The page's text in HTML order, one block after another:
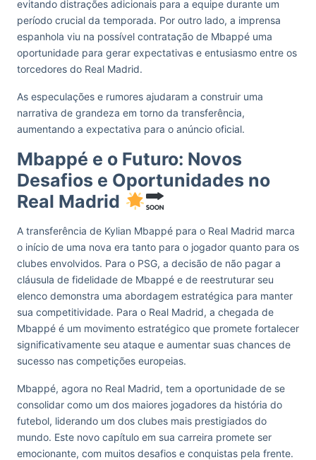
evitando distrações adicionais para a equipe durante um
período crucial da temporada. Por outro lado, a imprensa
espanhola viu na possível contratação de Mbappé uma
oportunidade para gerar expectativas e entusiasmo entre os
torcedores do Real Madrid.
As especulações e rumores ajudaram a construir uma
narrativa de grandeza em torno da transferência,
aumentando a expectativa para o anúncio oficial​.
Mbappé e o Futuro: Novos
Desafios e Oportunidades no
Real Madrid
A transferência de Kylian Mbappé para o Real Madrid marca
o início de uma nova era tanto para o jogador quanto para os
clubes envolvidos. Para o PSG, a decisão de não pagar a
cláusula de fidelidade de Mbappé e de reestruturar seu
elenco demonstra uma abordagem estratégica para manter
sua competitividade. Para o Real Madrid, a chegada de
Mbappé é um movimento estratégico que promete fortalecer
significativamente seu ataque e aumentar suas chances de
sucesso nas competições europeias.
Mbappé, agora no Real Madrid, tem a oportunidade de se
consolidar como um dos maiores jogadores da história do
futebol, liderando um dos clubes mais prestigiados do
mundo. Este novo capítulo em sua carreira promete ser
emocionante, com muitos desafios e conquistas pela frente.